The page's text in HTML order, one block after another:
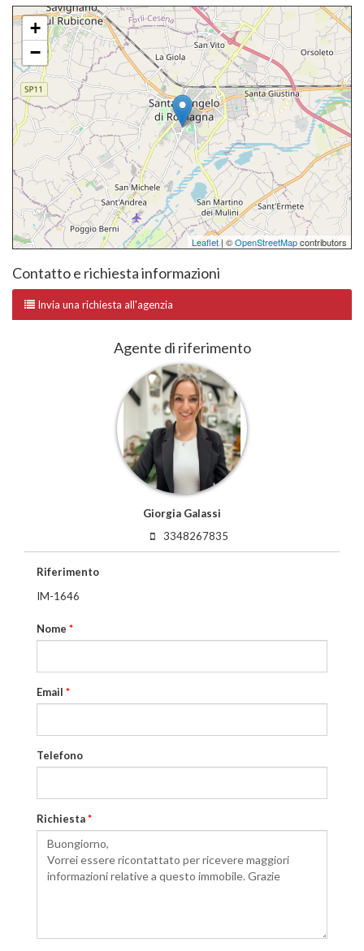
+
−
Leaflet| ©OpenStreetMapcontributors
Contatto e richiesta informazioni
Invia una richiesta all'agenzia
Agente di riferimento
Giorgia Galassi
3348267835
Riferimento
IM-1646
Nome *
Email *
Telefono
Richiesta*